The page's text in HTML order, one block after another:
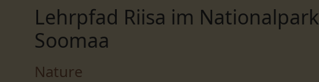
Lehrpfad Riisa im Nationalpark
Soomaa
Nature